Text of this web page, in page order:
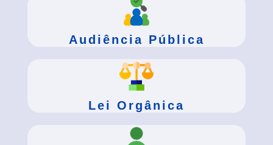
Audiência Pública
Lei Orgânica